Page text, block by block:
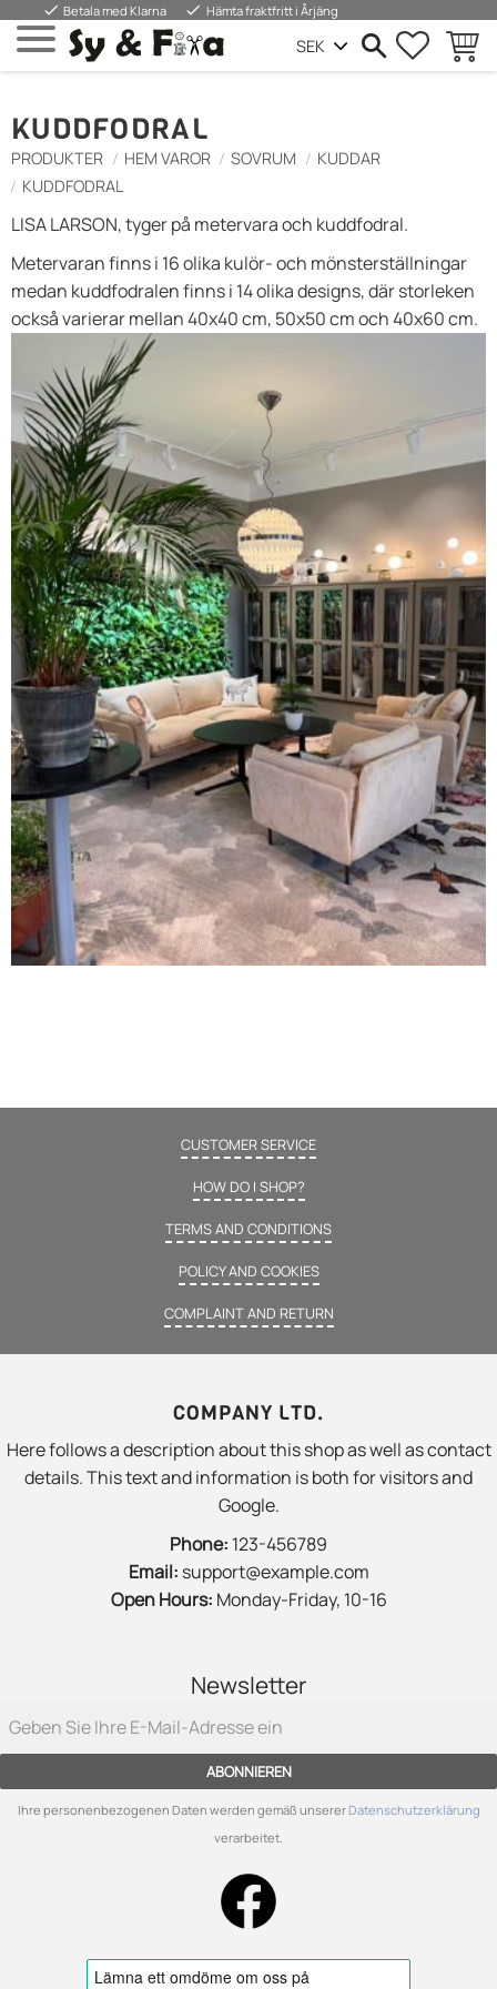
Menü
done Betala med Klarna done Hämta fraktfritt i Årjäng
KUDDFODRAL
PRODUKTER HEM VAROR SOVRUM
KUDDAR
KUDDFODRAL
LISA LARSON, tyger på metervara och kuddfodral.
Metervaran finns i 16 olika kulör- och mönsterställningar
medan kuddfodralen finns i 14 olika designs, där storleken
också varierar mellan 40x40 cm, 50x50 cm och 40x60 cm.
CUSTOMER SERVICE
HOW DO I SHOP?
TERMS AND CONDITIONS
POLICY AND COOKIES
COMPLAINT AND RETURN
COMPANY LTD.
Here follows a description about this shop as well as contact
details. This text and information is both for visitors and
Google.
Phone: 123-456789
Email: support@example.com
Open Hours: Monday-Friday, 10-16
Newsletter
ABONNIEREN
Ihre personenbezogenen Daten werden gemäß unserer Datenschutzerklärung
verarbeitet.